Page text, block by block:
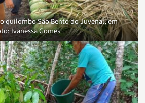
quilombo São Bento do Juvenal, em
Ivanessa Gomes